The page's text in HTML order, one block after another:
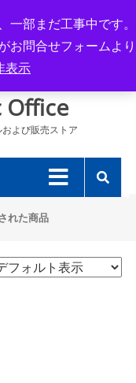
Office
よび販売ストア
れた商品
部まだ工事中です。
お問合せフォームより
表示